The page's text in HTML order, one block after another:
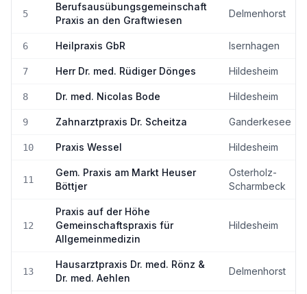
5
Berufsausübungsgemeinschaft
Praxis an den Graftwiesen
Delmenhorst
6 Heilpraxis GbR Isernhagen
7 Herr Dr. med. Rüdiger Dönges Hildesheim
8 Dr. med. Nicolas Bode Hildesheim
9 Zahnarztpraxis Dr. Scheitza Ganderkesee
10 Praxis Wessel Hildesheim
11
Gem. Praxis am Markt Heuser
Böttjer
Osterholz-
Scharmbeck
12
Praxis auf der Höhe
Gemeinschaftspraxis für
Allgemeinmedizin
Hildesheim
13
Hausarztpraxis Dr. med. Rönz &
Dr. med. Aehlen
Delmenhorst